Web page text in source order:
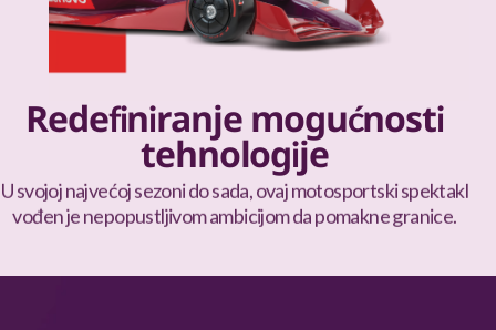
Redefiniranje mogućnosti
tehnologije
U svojoj najvećoj sezoni do sada, ovaj motosportski spektakl
vođen je nepopustljivom ambicijom da pomakne granice.